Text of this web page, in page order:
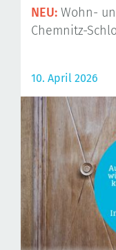
NEU: Wohn-
Chemnitz-
10. April 2026